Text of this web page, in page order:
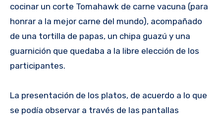
cocinar un corte Tomahawk de carne vacuna (para
honrar a la mejor carne del mundo), acompañado
de una tortilla de papas, un chipa guazú y una
guarnición que quedaba a la libre elección de los
participantes.
La presentación de los platos, de acuerdo a lo que
se podía observar a través de las pantallas